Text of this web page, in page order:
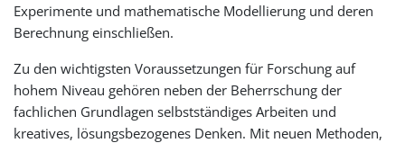
Experimente und mathematische Modellierung und deren
Berechnung einschließen.
Zu den wichtigsten Voraussetzungen für Forschung auf
hohem Niveau gehören neben der Beherrschung der
fachlichen Grundlagen selbstständiges Arbeiten und
kreatives, lösungsbezogenes Denken. Mit neuen Methoden,